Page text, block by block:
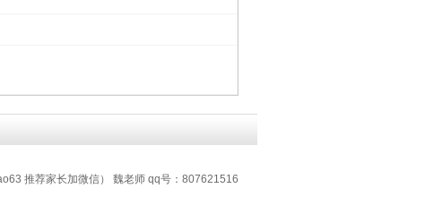
推荐家长加微信） 魏老师 qq号：807621516